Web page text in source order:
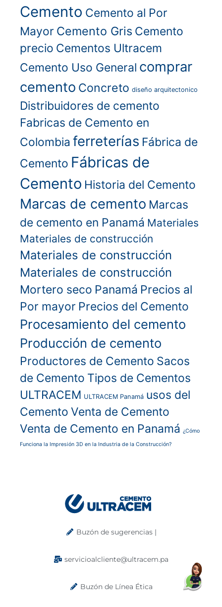
Cemento Cemento al Por
Mayor Cemento Gris Cemento
precio Cementos Ultracem
Cemento Uso General comprar
cemento Concreto diseño arquitectonico
Distribuidores de cemento
Fabricas de Cemento en
Colombia ferreterías Fábrica de
Cemento Fábricas de
Cemento Historia del Cemento
Marcas de cemento Marcas
de cemento en Panamá Materiales
Materiales de construcción
Materiales de construcción
Materiales de construcción
Mortero seco Panamá Precios al
Por mayor Precios del Cemento
Procesamiento del cemento
Producción de cemento
Productores de Cemento Sacos
de Cemento Tipos de Cementos
ULTRACEM ULTRACEM Panamá usos del
Cemento Venta de Cemento
Venta de Cemento en Panamá ¿Cómo
Funciona la Impresión 3D en la Industria de la Construcción?
Buzón de sugerencias |
servicioalcliente@ultracem.pa
Buzón de Línea Ética